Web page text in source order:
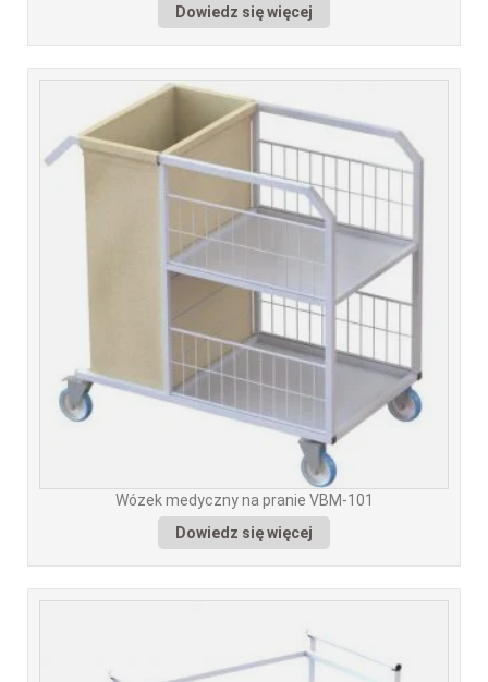
Dowiedz się więcej
Wózek medyczny na pranie VBM-101
Dowiedz się więcej